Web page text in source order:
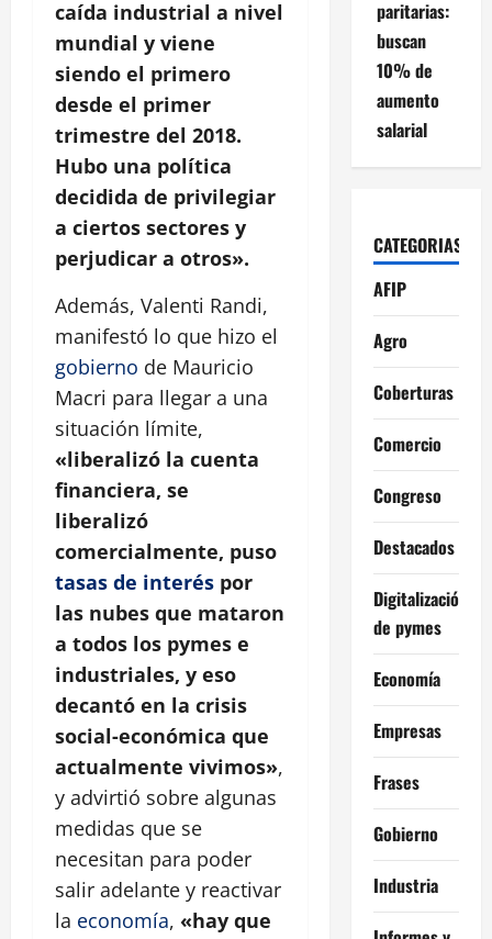
caída industrial a nivel
mundial y viene
siendo el primero
desde el primer
trimestre del 2018.
Hubo una política
decidida de privilegiar
a ciertos sectores y
perjudicar a otros».
Además, Valenti Randi,
manifestó lo que hizo el
gobierno de Mauricio
Macri para llegar a una
situación límite,
«liberalizó la cuenta
financiera, se
liberalizó
comercialmente, puso
tasas de interés por
las nubes que mataron
a todos los pymes e
industriales, y eso
decantó en la crisis
social-económica que
actualmente vivimos»,
y advirtió sobre algunas
medidas que se
necesitan para poder
salir adelante y reactivar
la economía, «hay que
paritarias:
buscan
10% de
aumento
salarial
CATEGORIAS
AFIP
Agro
Coberturas
Comercio
Congreso
Destacados
Digitalización
de pymes
Economía
Empresas
Frases
Gobierno
Industria